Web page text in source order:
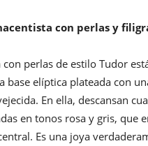
con perlas y
con perlas de estilo Tudor
base elíptica plateada con
En ella, descansan
en tonos rosa y gris, que
Es una joya